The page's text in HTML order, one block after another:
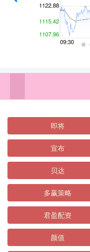
即将
宣布
贝达
多赢策略
君盈配资
颜值